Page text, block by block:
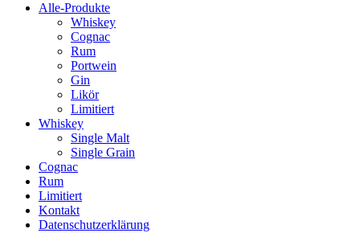
Alle-Produkte
Whiskey
Cognac
Rum
Portwein
Gin
Likör
Limitiert
Whiskey
Single Malt
Single Grain
Cognac
Rum
Limitiert
Kontakt
Datenschutzerklärung